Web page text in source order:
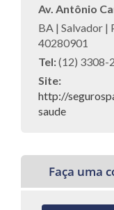
Av. Antônio
BA | Salvador |
40280901
Tel:(12) 3308-
Site:
http://
saude
Faça uma